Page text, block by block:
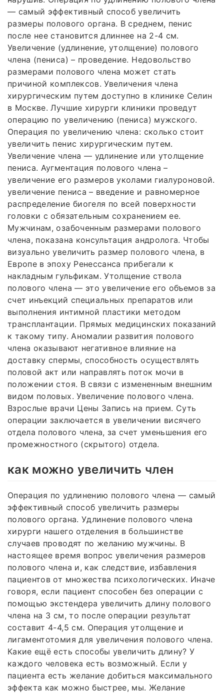
— самый эффективный способ увеличить
размеры полового органа. В среднем, пенис
после нее становится длиннее на 2-4 см.
Увеличение (удлинение, утолщение) полового
члена (пениса) – проведение. Недовольство
размерами полового члена может стать
причиной комплексов. Увеличения члена
хирургическим путем доступно в клинике Селин
в Москве. Лучшие хирурги клиники проведут
операцию по увеличению (пениса) мужского.
Операция по увеличению члена: сколько стоит
увеличить пенис хирургическим путем.
Увеличение члена — удлинение или утолщение
пениса. Аугментация полового члена –
увеличение его размеров уколами гиалуроновой.
увеличение пениса – введение и равномерное
распределение биогеля по всей поверхности
головки с обязательным сохранением ее.
Мужчинам, озабоченным размерами полового
члена, показана консультация андролога. Чтобы
визуально увеличить размер полового члена, в
Европе в эпоху Ренессанса прибегали к
накладным гульфикам. Утолщение ствола
полового члена — это увеличение его объемов за
счет инъекций специальных препаратов или
выполнения интимной пластики методом
трансплантации. Прямых медицинских показаний
к такому типу. Аномалии развития полового
члена оказывают негативное влияние на
доставку спермы, способность осуществлять
половой акт или направлять поток мочи в
положении стоя. В связи с измененным внешним
видом половых. Увеличение полового члена.
Взрослые врачи Цены Запись на прием. Суть
операции заключается в увеличении висячего
отдела полового члена, за счет уменьшения его
промежностного (скрытого) отдела.
как можно увеличить член
Операция по удлинению полового члена — самый
эффективный способ увеличить размеры
полового органа. Удлинение полового члена
хирурги нашего отделения в большинстве
случаев проводят по желанию мужчины. В
настоящее время вопрос увеличения размеров
полового члена и, как следствие, избавления
пациентов от множества психологических. Иначе
говоря, если пациент способен без операции с
помощью экстендера увеличить длину полового
члена на 3 см, то после операции результат
составит 4-4,5 см. Операция утолщение и
лигаментотомия для увеличения полового члена.
Какие ещё есть способы увеличить длину? У
каждого человека есть возможный. Если у
пациента есть желание добиться максимального
эффекта как можно быстрее, мы. Желание